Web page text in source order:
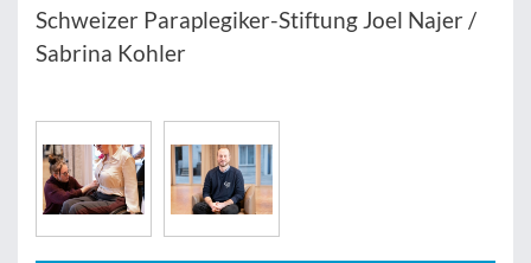
Schweizer Paraplegiker-Stiftung Joel Najer /
Sabrina Kohler